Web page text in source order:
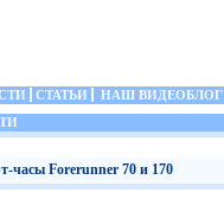
СТАТЬИ НАШ ВИДЕОБЛОГ
часы Forerunner 70 и 170